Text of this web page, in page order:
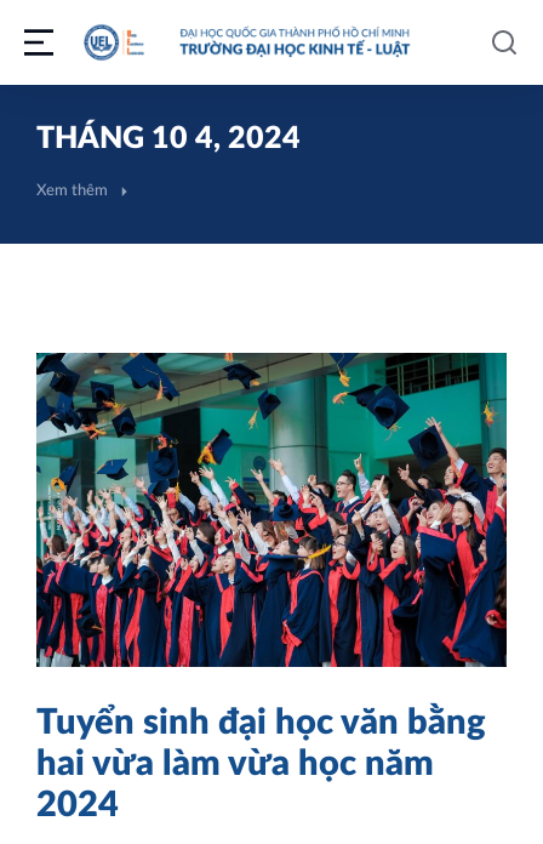
THÁNG 10 4, 2024
Xem thêm
Tuyển sinh đại học văn bằng
hai vừa làm vừa học năm
2024